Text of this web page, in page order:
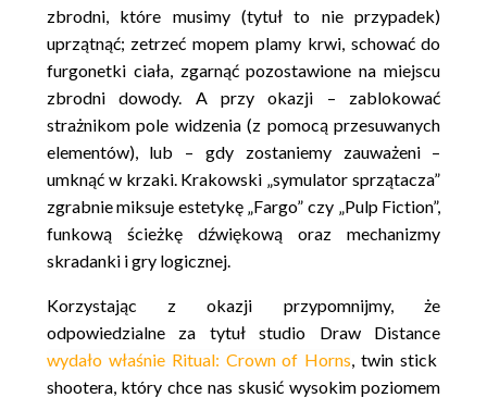
zbrodni, które musimy (tytuł to nie przypadek)
uprzątnąć; zetrzeć mopem plamy krwi, schować do
furgonetki ciała, zgarnąć pozostawione na miejscu
zbrodni dowody. A przy okazji – zablokować
strażnikom pole widzenia (z pomocą przesuwanych
elementów), lub – gdy zostaniemy zauważeni –
umknąć w krzaki. Krakowski „symulator sprzątacza”
zgrabnie miksuje estetykę „Fargo” czy „Pulp Fiction”,
funkową ścieżkę dźwiękową oraz mechanizmy
skradanki i gry logicznej.
Korzystając z okazji przypomnijmy, że
odpowiedzialne za tytuł studio Draw Distance
wydało właśnie Ritual: Crown of Horns, twin stick
shootera, który chce nas skusić wysokim poziomem